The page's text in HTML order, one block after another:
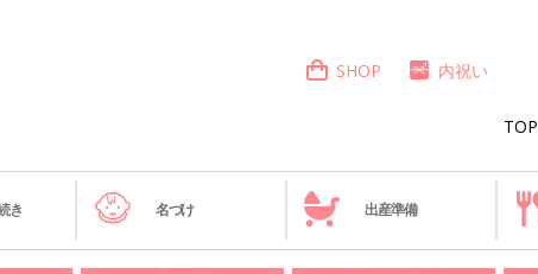
TOP
SHOP 内祝い
き 名づけ 出産準備